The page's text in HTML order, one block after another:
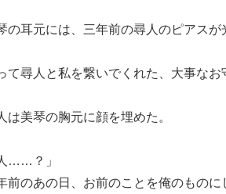
耳元には、三年前の尋人のピアスが
て尋人と私を繋いでくれた、大事な
美琴の胸元に顔を埋めた。
……？」
前のあの日、お前のことを俺のもの